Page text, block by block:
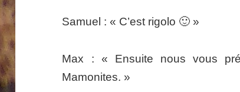
Samuel : « C’est rigolo 🙂 »
Max : « Ensuite nous vous
Mamonites. »